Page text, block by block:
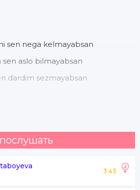
sen nega kelmayabsan
aslo bilmayabsan
dardim sezmayabsan
3:43